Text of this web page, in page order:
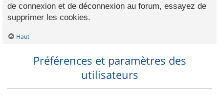
de connexion et de déconnexion au forum, essayez de
supprimer les cookies.
Haut
Préférences et paramètres des
utilisateurs